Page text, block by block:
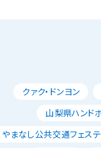
クァク・ドンヨン
山梨県ハンド
やまなし公共交通フェス